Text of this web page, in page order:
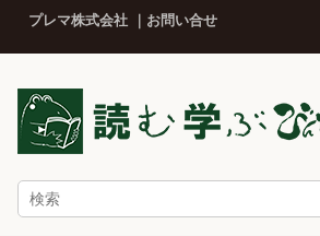
プレマ株式会社 お問い合せ